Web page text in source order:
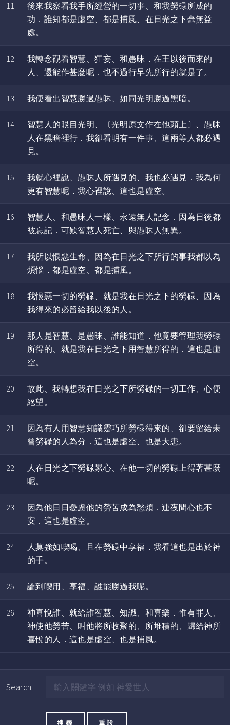
11
後來我察看我手所經營的一切事、和我勞碌所成的
功．誰知都是虛空、都是捕風、在日光之下毫無益
處。
12
我轉念觀看智慧、狂妄、和愚昧．在王以後而來的
人、還能作甚麼呢．也不過行早先所行的就是了。
13 我便看出智慧勝過愚昧、如同光明勝過黑暗。
14
智慧人的眼目光明、〔光明原文作在他頭上〕、愚昧
人在黑暗裡行．我卻看明有一件事、這兩等人都必遇
見。
15
我就心裡說、愚昧人所遇見的、我也必遇見．我為何
更有智慧呢．我心裡說、這也是虛空。
16
智慧人、和愚昧人一樣、永遠無人記念．因為日後都
被忘記．可歎智慧人死亡、與愚昧人無異。
17
我所以恨惡生命、因為在日光之下所行的事我都以為
煩惱．都是虛空、都是捕風。
18
我恨惡一切的勞碌、就是我在日光之下的勞碌、因為
我得來的必留給我以後的人。
19
那人是智慧、是愚昧、誰能知道．他竟要管理我勞碌
所得的、就是我在日光之下用智慧所得的．這也是虛
空。
20
故此、我轉想我在日光之下所勞碌的一切工作、心便
絕望。
21
因為有人用智慧知識靈巧所勞碌得來的、卻要留給未
曾勞碌的人為分．這也是虛空、也是大患。
22
人在日光之下勞碌累心、在他一切的勞碌上得著甚麼
呢。
23
因為他日日憂慮他的勞苦成為愁煩．連夜間心也不
安．這也是虛空。
24
人莫強如喫喝、且在勞碌中享福．我看這也是出於神
的手。
25 論到喫用、享福、誰能勝過我呢。
26
神喜悅誰、就給誰智慧、知識、和喜樂．惟有罪人、
神使他勞苦、叫他將所收聚的、所堆積的、歸給神所
喜悅的人．這也是虛空、也是捕風。
Search: